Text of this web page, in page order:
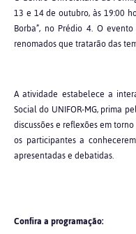
13 e 14 de outubro, às 19:00
Borba”, no Prédio 4. O
renomados que tratarão das
A atividade estabelece a
Social do UNIFOR-MG, prima
discussões e reflexões em
os participantes a
apresentadas e debatidas.
Confira a programação: